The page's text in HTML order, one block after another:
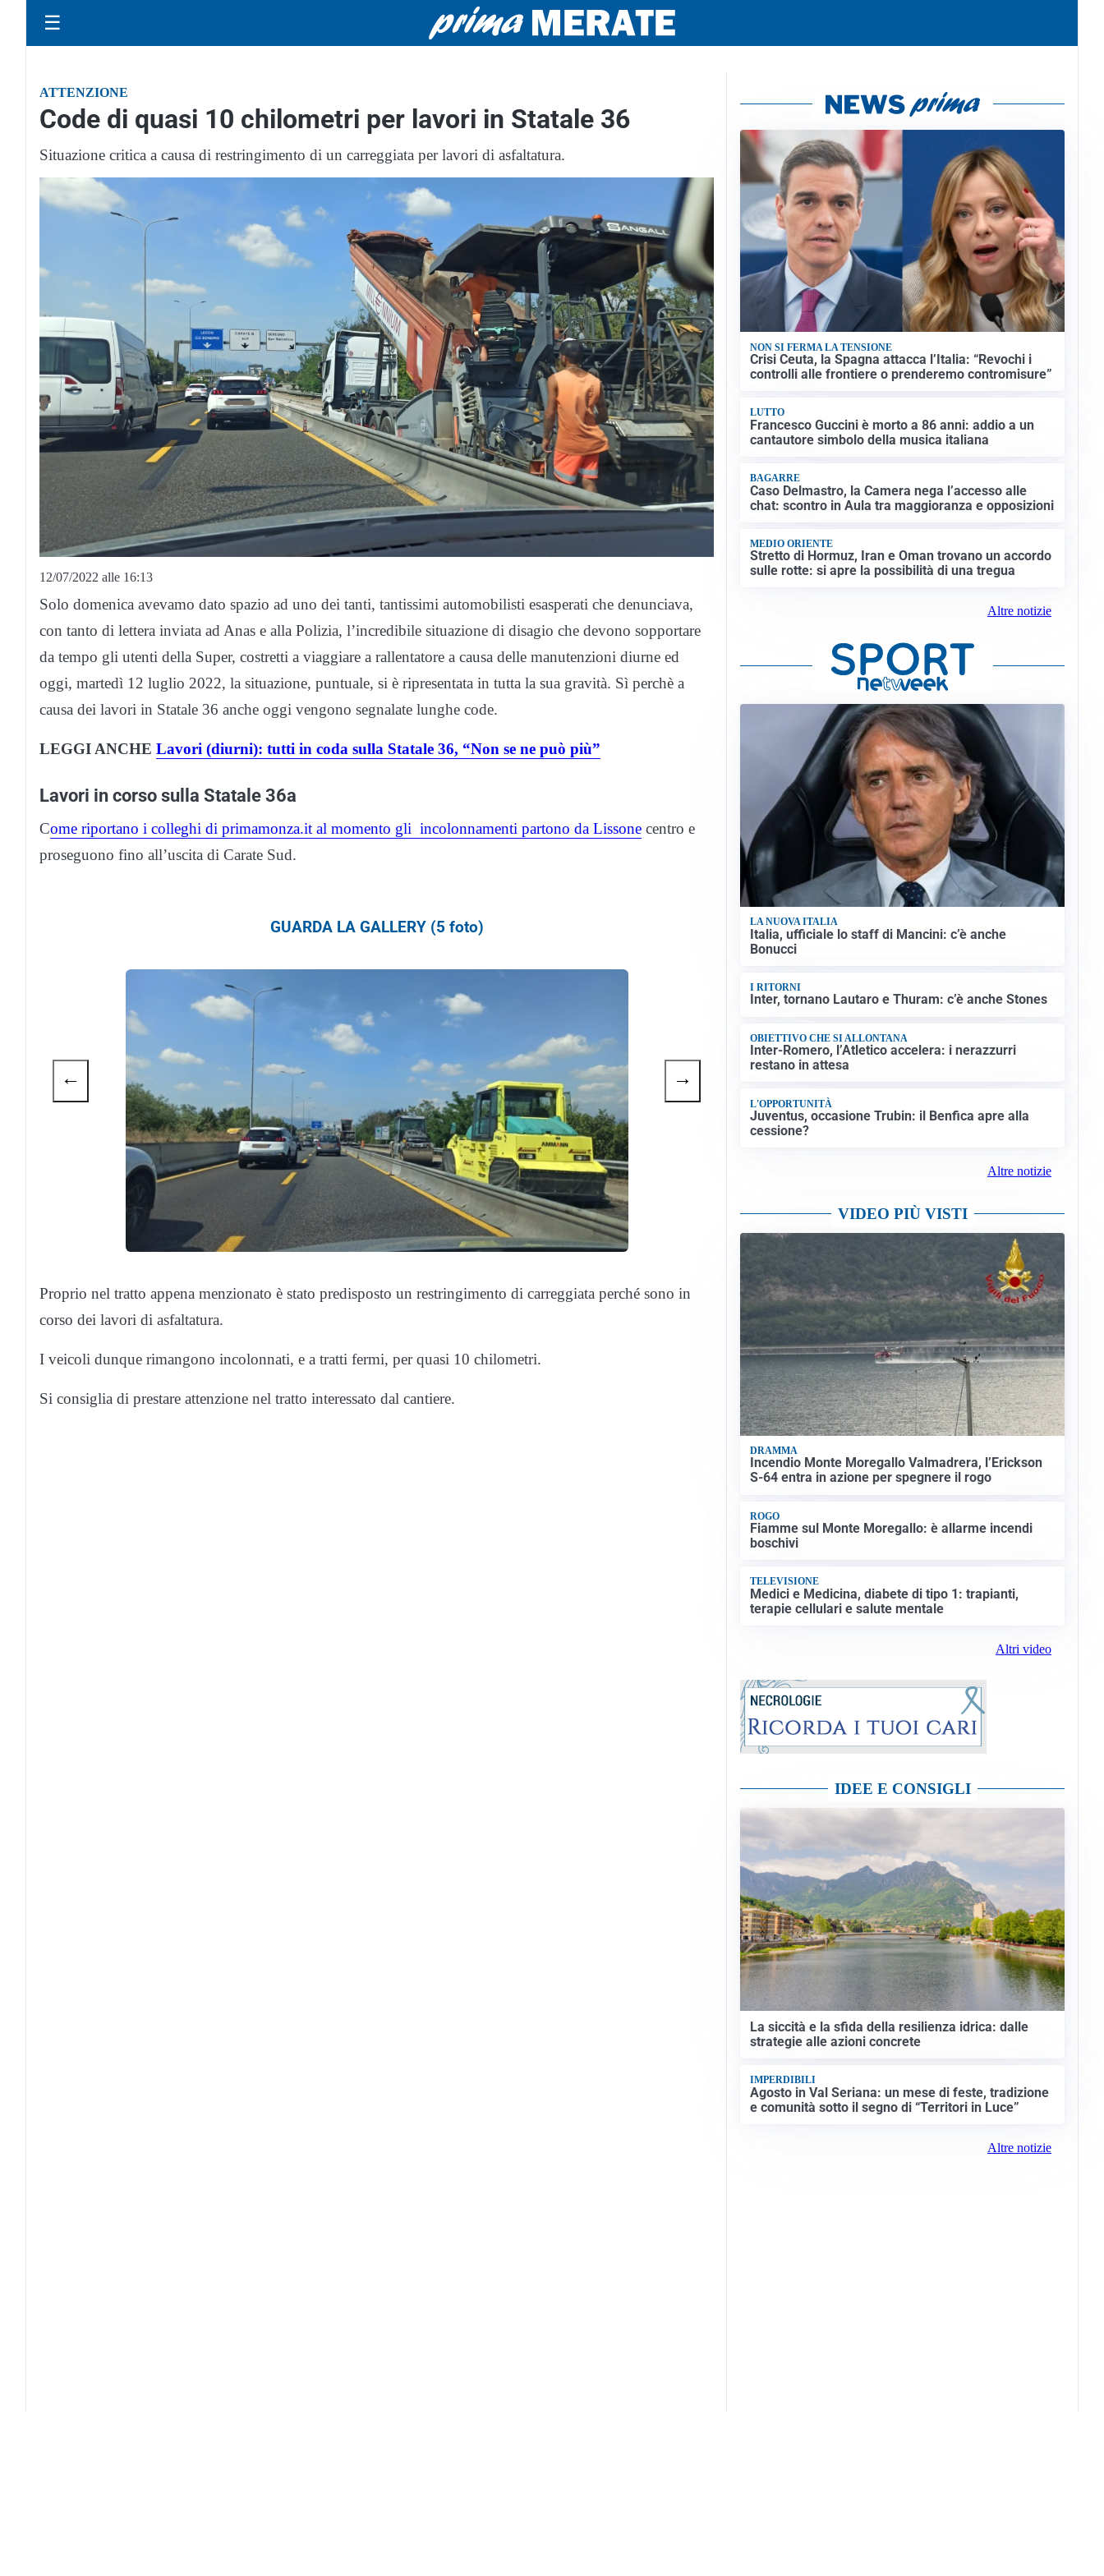
☰
ATTENZIONE
Code di quasi 10 chilometri per lavori in Statale 36
Situazione critica a causa di restringimento di un carreggiata per lavori di asfaltatura.
12/07/2022 alle 16:13
Solo domenica avevamo dato spazio ad uno dei tanti, tantissimi automobilisti esasperati che denunciava,
con tanto di lettera inviata ad Anas e alla Polizia, l’incredibile situazione di disagio che devono sopportare
da tempo gli utenti della Super, costretti a viaggiare a rallentatore a causa delle manutenzioni diurne ed
oggi, martedì 12 luglio 2022, la situazione, puntuale, si è ripresentata in tutta la sua gravità. Sì perchè a
causa dei lavori in Statale 36 anche oggi vengono segnalate lunghe code.
LEGGI ANCHE Lavori (diurni): tutti in coda sulla Statale 36, “Non se ne può più”
Lavori in corso sulla Statale 36a
Come riportano i colleghi di primamonza.it al momento gli incolonnamenti partono da Lissone centro e
proseguono fino all’uscita di Carate Sud.
GUARDA LA GALLERY (5 foto)
← →
Proprio nel tratto appena menzionato è stato predisposto un restringimento di carreggiata perché sono in
corso dei lavori di asfaltatura.
I veicoli dunque rimangono incolonnati, e a tratti fermi, per quasi 10 chilometri.
Si consiglia di prestare attenzione nel tratto interessato dal cantiere.
NON SI FERMA LA TENSIONE
Crisi Ceuta, la Spagna attacca l’Italia: “Revochi i
controlli alle frontiere o prenderemo contromisure”
LUTTO
Francesco Guccini è morto a 86 anni: addio a un
cantautore simbolo della musica italiana
BAGARRE
Caso Delmastro, la Camera nega l’accesso alle
chat: scontro in Aula tra maggioranza e opposizioni
MEDIO ORIENTE
Stretto di Hormuz, Iran e Oman trovano un accordo
sulle rotte: si apre la possibilità di una tregua
Altre notizie
LA NUOVA ITALIA
Italia, ufficiale lo staff di Mancini: c’è anche
Bonucci
I RITORNI
Inter, tornano Lautaro e Thuram: c’è anche Stones
OBIETTIVO CHE SI ALLONTANA
Inter-Romero, l’Atletico accelera: i nerazzurri
restano in attesa
L'OPPORTUNITÀ
Juventus, occasione Trubin: il Benfica apre alla
cessione?
Altre notizie
VIDEO PIÙ VISTI
DRAMMA
Incendio Monte Moregallo Valmadrera, l’Erickson
S-64 entra in azione per spegnere il rogo
ROGO
Fiamme sul Monte Moregallo: è allarme incendi
boschivi
TELEVISIONE
Medici e Medicina, diabete di tipo 1: trapianti,
terapie cellulari e salute mentale
Altri video
IDEE E CONSIGLI
La siccità e la sfida della resilienza idrica: dalle
strategie alle azioni concrete
IMPERDIBILI
Agosto in Val Seriana: un mese di feste, tradizione
e comunità sotto il segno di “Territori in Luce”
Altre notizie